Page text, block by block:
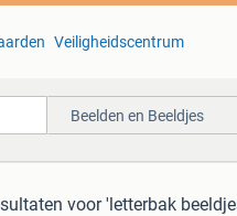
Veiligheidscentrum
Beelden en Beeldjes
voor 'letterbak